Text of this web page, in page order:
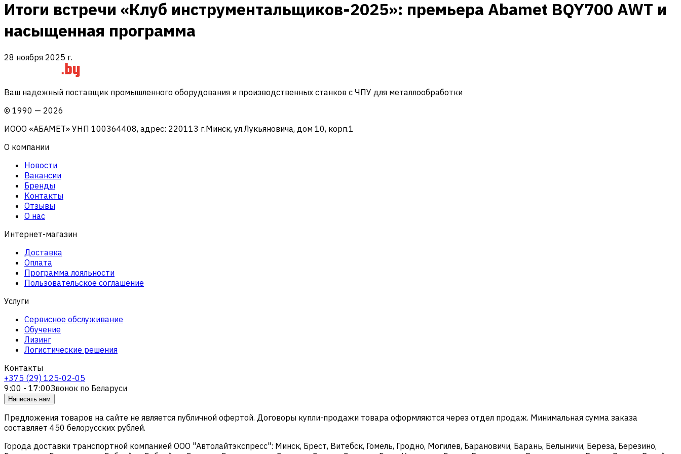
Итоги встречи «Клуб инструментальщиков-2025»: премьера Abamet BQY700 AWT и
насыщенная программа
28 ноября 2025 г.
Ваш надежный поставщик промышленного оборудования и производственных станков с ЧПУ для металлообработки
© 1990 — 2026
ИООО «АБАМЕТ» УНП 100364408, адрес: 220113 г.Минск, ул.Лукьяновича, дом 10, корп.1
О компании
Новости
Вакансии
Бренды
Контакты
Отзывы
О нас
Интернет-магазин
Доставка
Оплата
Программа лояльности
Пользовательское соглашение
Услуги
Сервисное обслуживание
Обучение
Лизинг
Логистические решения
Контакты
+375 (29) 125-02-05
9:00 - 17:00Звонок по Беларуси
Написать нам
Предложения товаров на сайте не является публичной офертой. Договоры купли-продажи товара оформляются через отдел продаж. Минимальная сумма заказа
составляет 450 белорусских рублей.
Города доставки транспортной компанией ООО "Автолайтэкспресс": Минск, Брест, Витебск, Гомель, Гродно, Могилев, Барановичи, Барань, Белыничи, Береза, Березино,